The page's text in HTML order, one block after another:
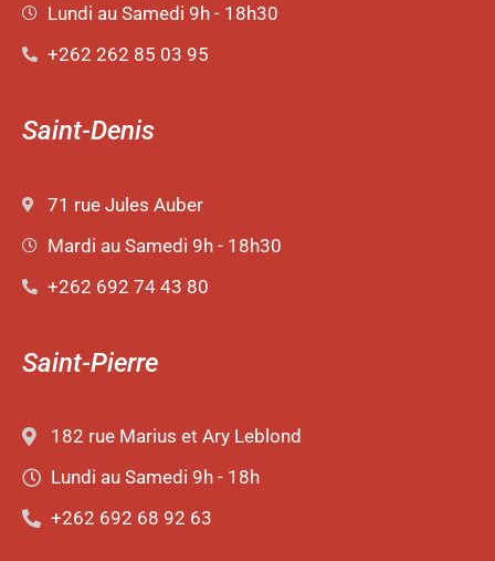
Lundi au Samedi 9h - 18h30
+262 262 85 03 95
Saint-Denis
71 rue Jules Auber
Mardi au Samedi 9h - 18h30
+262 692 74 43 80
Saint-Pierre
182 rue Marius et Ary Leblond
Lundi au Samedi 9h - 18h
+262 692 68 92 63